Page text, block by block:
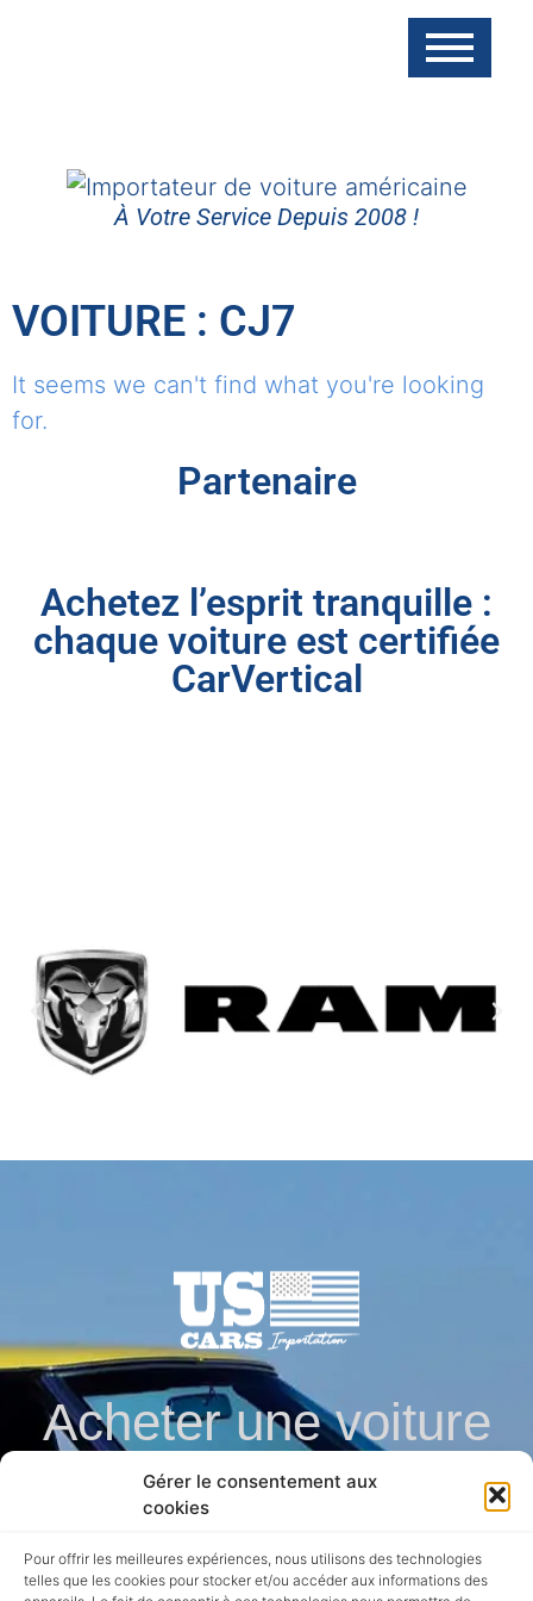
Gérer le consentement aux
cookies
Pour offrir les meilleures expériences, nous utilisons des technologies
telles que les cookies pour stocker et/ou accéder aux informations des
À Votre Service Depuis 2008 !
VOITURE : CJ7
It seems we can't find what you're looking
for.
Partenaire
Achetez l’esprit tranquille :
chaque voiture est certifiée
CarVertical
Acheter une voiture
en direct des usa en
toute securite